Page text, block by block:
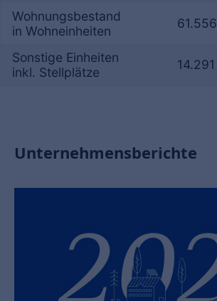
Wohnungsbestand
in Wohneinheiten
61.556
Sonstige Einheiten
inkl. Stellplätze
14.291
Unternehmensberichte